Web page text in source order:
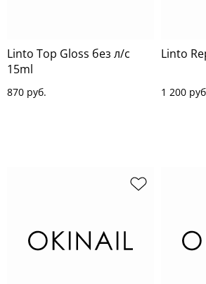
Linto Top Gloss без л/с
15ml
870 руб.
Linto
1 200